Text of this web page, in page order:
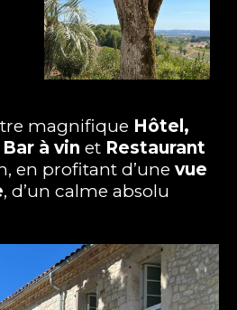
magnifique Hôtel ,
Bar à vin et Restaurant
, en profitant d’une vue
, d’un calme absolu